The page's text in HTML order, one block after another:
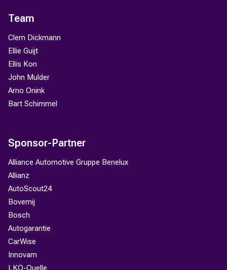
Team
Clem Dickmann
Ellie Guijt
Ellis Kon
John Mulder
Arno Onink
Bart Schimmel
Sponsor-Partner
Alliance Automotive Gruppe Benelux
Allianz
AutoScout24
Bovemij
Bosch
Autogarantie
CarWise
Innovam
LKQ-Quelle